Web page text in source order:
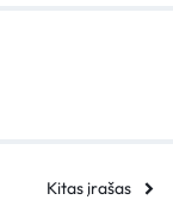
Kitas įrašas